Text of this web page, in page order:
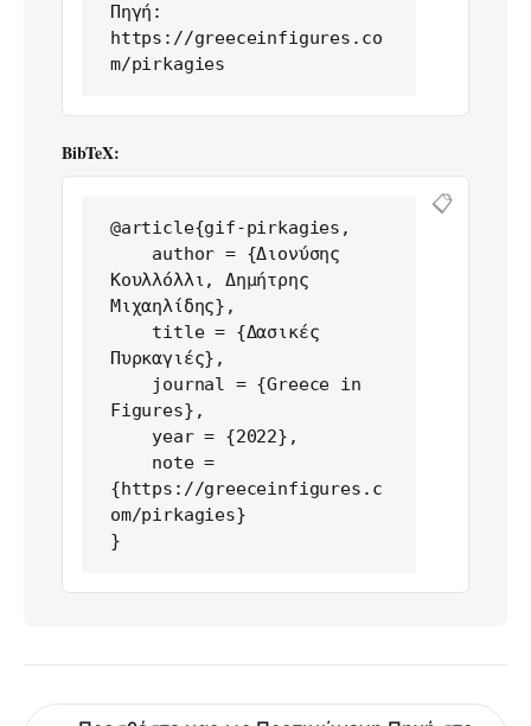
Πηγή:
https://greeceinfigures.co
m/pirkagies
BibTeX:
@article{gif-pirkagies,
Κουλλόλλι, Δημήτρης
Μιχαηλίδης},
Πυρκαγιές},
Figures},
{https://greeceinfigures.c
om/pirkagies}
}
📋